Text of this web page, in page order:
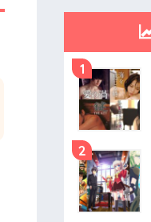
1
2